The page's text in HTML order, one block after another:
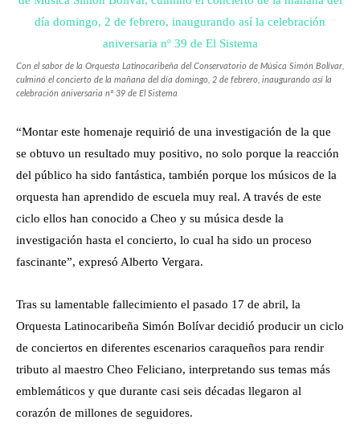
Con el sabor de la Orquesta Latinocaribeña del Conservatorio de Música Simón Bolívar,
culminó el concierto de la mañana del día domingo, 2 de febrero, inaugurando así la
celebración aniversaria nº 39 de El Sistema
“Montar este homenaje requirió de una investigación de la que
se obtuvo un resultado muy positivo, no solo porque la reacción
del público ha sido fantástica, también porque los músicos de la
orquesta han aprendido de escuela muy real. A través de este
ciclo ellos han conocido a Cheo y su música desde la
investigación hasta el concierto, lo cual ha sido un proceso
fascinante”, expresó Alberto Vergara.
Tras su lamentable fallecimiento el pasado 17 de abril, la
Orquesta Latinocaribeña Simón Bolívar decidió producir un ciclo
de conciertos en diferentes escenarios caraqueños para rendir
tributo al maestro Cheo Feliciano, interpretando sus temas más
emblemáticos y que durante casi seis décadas llegaron al
corazón de millones de seguidores.